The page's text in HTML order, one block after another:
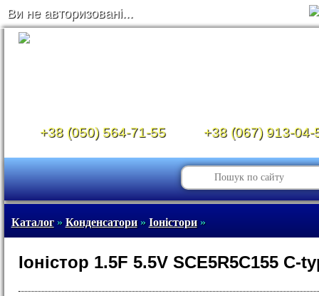
Ви не авторизовані...
+38 (050) 564-71-55 +38 (067) 913-04-
Каталог» Конденсатори» Іоністори»
Іоністор 1.5F 5.5V SCE5R5C155 C-